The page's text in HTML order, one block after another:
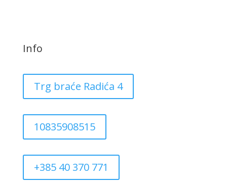
Info
Trg braće Radića 4
10835908515
+385 40 370 771